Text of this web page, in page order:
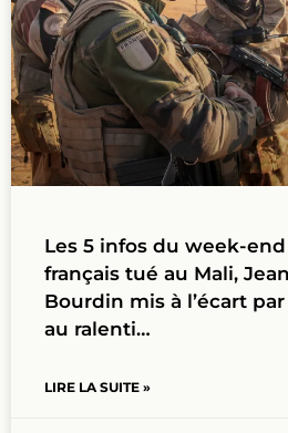
Les 5 infos du week-
français tué au Mali,
Bourdin mis à l’écart par
au ralenti…
LIRE LA SUITE »